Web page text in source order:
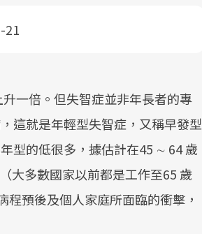
21
一倍。但失智症並非年長者的專
這就是年輕型失智症，又稱早發型
型的低很多，據估計在45 ∼ 64 歲
大多數國家以前都是工作至65 歲
預後及個人家庭所面臨的衝擊，
如「健康台灣推動委員會」與「長
」的推進，「預防醫學」已成全民
的核心議題。然而，健檢不只是醫
院所的服務，更是民眾了解自身健康
、啟動健康管理的重要起點。
啟動你的健康革命！
對亞健康的認知，進而引導實際的
行動。